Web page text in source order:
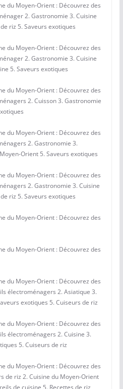
du Moyen-Orient : Découvrez des
2. Gastronomie 3. Cuisine
riz 5. Saveurs exotiques
du Moyen-Orient : Découvrez des
2. Gastronomie 3. Cuisine
5. Saveurs exotiques
du Moyen-Orient : Découvrez des
2. Cuisson 3. Gastronomie
du Moyen-Orient : Découvrez des
2. Gastronomie 3.
Orient 5. Saveurs exotiques
du Moyen-Orient : Découvrez des
2. Gastronomie 3. Cuisine
riz 5. Saveurs exotiques
du Moyen-Orient : Découvrez des
du Moyen-Orient : Découvrez des
du Moyen-Orient : Découvrez des
électroménagers 2. Asiatique 3.
exotiques 5. Cuiseurs de riz
du Moyen-Orient : Découvrez des
électroménagers 2. Cuisine 3.
5. Cuiseurs de riz
du Moyen-Orient : Découvrez des
de riz 2. Cuisine du Moyen-Orient
de cuisine 5. Recettes de riz